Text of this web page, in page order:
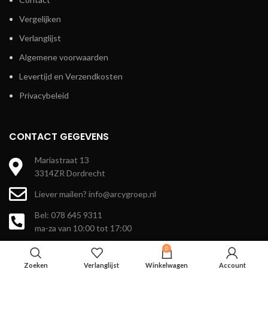
Vergelijken
Verlanglijst
Algemene voorwaarden
Levertijd en Verzendkosten
Privacybeleid
CONTACT GEGEVENS
Mariastraat 13
3314ZR Dordrecht
Liever mailen? info@arcygroep.nl
Bel: 078 645 9311
ma-za van 10:00 tot 17:00
Kvk-nr
86134299
Zoeken Verlanglijst
0
Winkelwagen Account